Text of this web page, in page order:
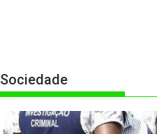
Sociedade